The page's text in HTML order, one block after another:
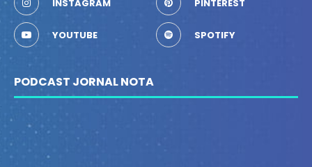
INSTAGRAM PINTEREST
YOUTUBE SPOTIFY
PODCAST JORNAL NOTA